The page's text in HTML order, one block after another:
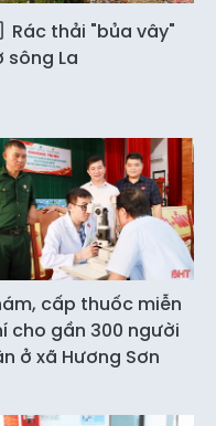
Rác thải "bủa vây"
sông La
cấp thuốc miễn
cho gần 300 người
ở xã Hương Sơn